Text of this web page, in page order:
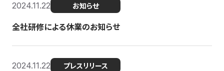
2024.11.22 お知らせ
全社研修による休業のお知らせ
2024.11.22 プレスリリース